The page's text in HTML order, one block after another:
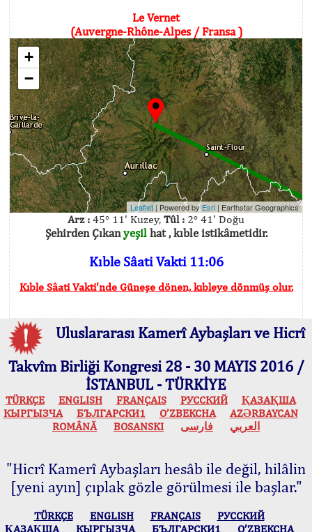
Le Vernet
(Auvergne-Rhône-Alpes / Fransa )
+
−
Leaflet| Powered byEsri | Earthstar Geographics
Arz : 45° 11' Kuzey, Tûl : 2° 41' Doğu
Şehirden Çıkanyeşilhat , kıble istikâmetidir.
Kıble Sâati Vakti 11:06
Kıble Sâati Vakti'nde Güneşe dönen, kıbleye dönmüş olur.
Uluslararası Kamerî Aybaşları ve Hicrî
Takvîm Birliği Kongresi 28 - 30 MAYIS 2016 /
İSTANBUL - TÜRKİYE
TÜRKÇE ENGLISH FRANÇAIS РУССКИЙ
ҚАЗАҚША
КЫPГЫЗЧA
БЪЛГАРСКИ1 O’ZBEKCHA
AZӘRBAYCAN
ROMÂNĂ
BOSANSKI العربي فارسی
"Hicrî Kamerî Aybaşları hesâb ile değil, hilâlin
[yeni ayın] çıplak gözle görülmesi ile başlar."
TÜRKÇE ENGLISH FRANÇAIS
РУССКИЙ
ҚАЗАҚША
КЫPГЫЗЧA БЪЛГАРСКИ1 O’ZBEKCHA